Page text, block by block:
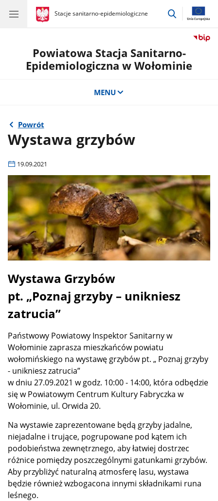
gov.pl
Stacje sanitarno-epidemiologiczne
gov.pl
Stacje
przejdź
Powiatowa Stacja Sanitarno-
Epidemiologiczna w Wołominie
MENU
Powrót
Wystawa grzybów
19.09.2021
Wystawa Grzybów
pt. „Poznaj grzyby – unikniesz
zatrucia”
Państwowy Powiatowy Inspektor Sanitarny w
Wołominie zaprasza mieszkańców powiatu
wołomińskiego na wystawę grzybów pt. „ Poznaj grzyby
- unikniesz zatrucia”
w dniu 27.09.2021 w godz. 10:00 - 14:00, która odbędzie
się w Powiatowym Centrum Kultury Fabryczka w
Wołominie, ul. Orwida 20.
Na wystawie zaprezentowane będą grzyby jadalne,
niejadalne i trujące, pogrupowane pod kątem ich
podobieństwa zewnętrznego, aby łatwiej dostrzec
różnice pomiędzy poszczególnymi gatunkami grzybów.
Aby przybliżyć naturalną atmosferę lasu, wystawa
będzie również wzbogacona innymi składnikami runa
leśnego.